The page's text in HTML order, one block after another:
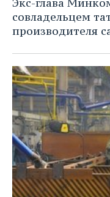
Экс-глава
совладельцем
производителя